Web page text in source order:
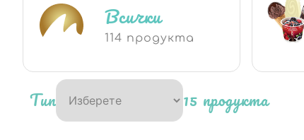
Всички
114 продукта
Тип 15 продукта